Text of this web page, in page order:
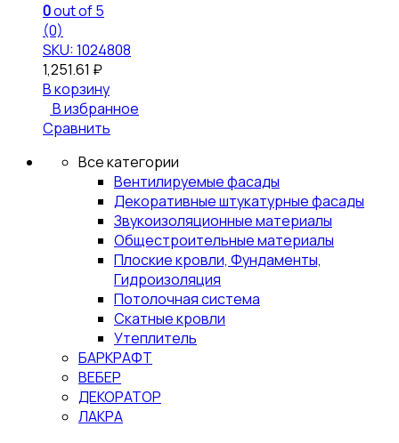
0out of 5
(0)
SKU: 1024808
1,251.61 ₽
В корзину
В избранное
Сравнить
Все категории
Вентилируемые фасады
Декоративные штукатурные фасады
Звукоизоляционные материалы
Общестроительные материалы
Плоские кровли, Фундаменты,
Гидроизоляция
Потолочная система
Скатные кровли
Утеплитель
БАРКРАФТ
ВЕБЕР
ДЕКОРАТОР
ЛАКРА